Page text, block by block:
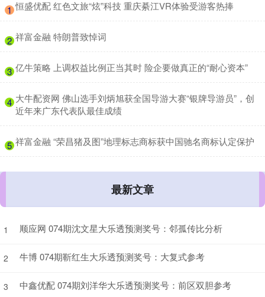
1 ​恒盛优配 红色文旅“炫”科技 重庆綦江VR体验受游客热捧
2 ​祥富金融 特朗普致悼词
3 ​亿牛策略 上调权益比例正当其时 险企要做真正的“耐心资本”
4 ​大牛配资网 佛山选手刘炳旭获全国导游大赛“银牌导游员”，创
近年来广东代表队最佳成绩
5 ​祥富金融 “荣昌猪及图”地理标志商标获中国驰名商标认定保护
最新文章
1 顺应网 074期沈文星大乐透预测奖号：邻孤传比分析
2 牛博 074期靳红生大乐透预测奖号：大复式参考
3 中鑫优配 074期刘洋华大乐透预测奖号：前区双胆参考